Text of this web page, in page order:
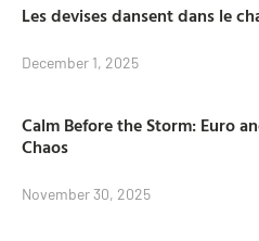
Les devises dansent dans le
December 1, 2025
Calm Before the Storm: Euro
Chaos
November 30, 2025